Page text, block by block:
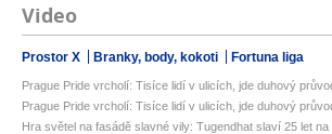
Video
Prostor X Branky, body, kokoti Fortuna liga
Prague Pride vrcholí: Tisíce lidí v ulicích, jde duhový
Prague Pride vrcholí: Tisíce lidí v ulicích, jde duhový
Hra světel na fasádě slavné vily: Tugendhat slaví 25 let na